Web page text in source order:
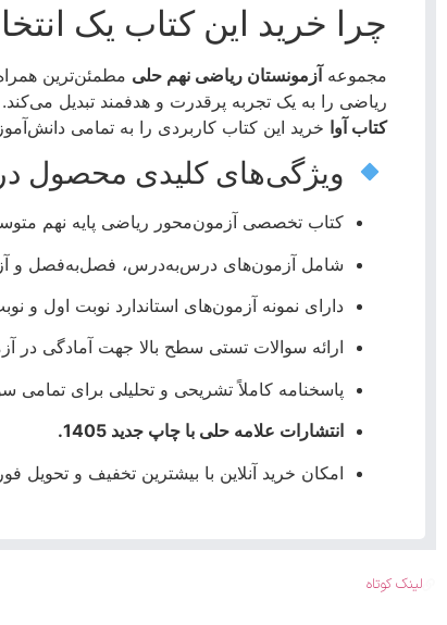
چرا خرید این کتاب یک
مجموعه آزمونستان ریاضی نهم حلی مطمئن‌ترین
ریاضی را به یک تجربه پرقدرت و هدفمند تبدیل
کتاب آوا خرید این کتاب کاربردی را به تمامی
ویژگی‌های کلیدی محصول
کتاب تخصصی آزمون‌محور ریاضی پایه نهم
شامل آزمون‌های درس‌به‌درس، فصل‌به‌فصل و
دارای نمونه آزمون‌های استاندارد نوبت اول و
ارائه سوالات تستی سطح بالا جهت آمادگی در
پاسخنامه کاملاً تشریحی و تحلیلی برای تمامی
انتشارات علامه حلی با چاپ جدید 1405.
امکان خرید آنلاین با بیشترین تخفیف و
لینک کوتاه